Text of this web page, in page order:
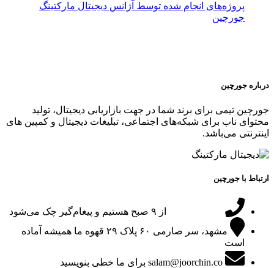
پروژه‌های انجام شده توسط آژانس دیجیتال مارکتینگ
جورچین
درباره جورچین
جورچین تیمی برای برند شما در جهت بازاریابی دیجیتال، تولید
محتوای ناب برای شبکه‌های اجتماعی، تبلیغات دیجیتال و کمپین های
اینترنتی می‌باشد.
ارتباط با جورچین
از ۹ صبح هستیم و پیغام‌گیر چک می‌شود
مشهد، سر صارمی ۶۰ پلاک ۲۹
قهوه ما همیشه آماده
است
salam@joorchin.co برای ما خطی بنویسید